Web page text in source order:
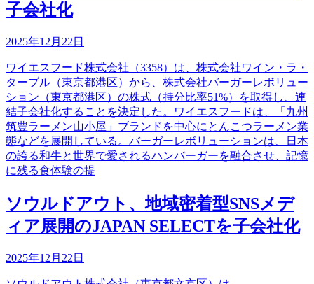
子会社化
2025年12月22日
ワイエスフード株式会社（3358）は、株式会社ワイン・ラ・
ターブル（東京都港区）から、株式会社バーガーレボリュー
ション（東京都港区）の株式（持分比率51%）を取得し、連
結子会社化することを決定した。ワイエスフードは、「九州
筑豊ラーメン山小屋」ブランドを中心にとんこつラーメン業
態などを展開している。バーガーレボリューションは、日本
の誇る和牛と世界で愛されるハンバーガーを融合させ、記憶
に残る食体験の提
ソウルドアウト、地域密着型SNSメデ
ィア展開のJAPAN SELECTを子会社化
2025年12月22日